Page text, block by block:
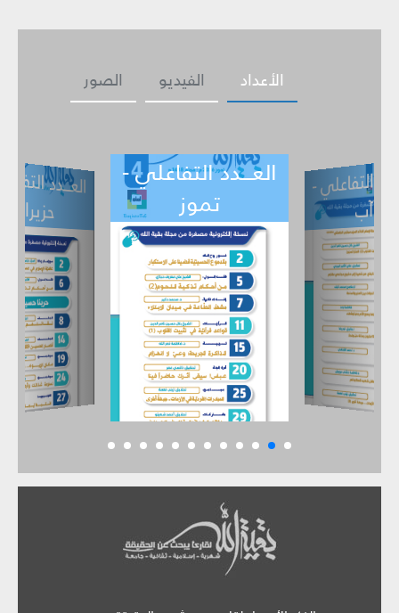
الصور الفيديو الأعداد
التفاعلي -
تموز
العـــدد التفاعلي -
حزيران
العـــدد
ي
أيار